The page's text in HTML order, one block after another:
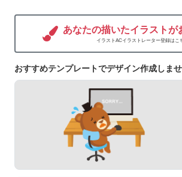
あなたの描いたイラストが
イラストACイラストレーター登録はこ
おすすめテンプレートでデザイン作成しま